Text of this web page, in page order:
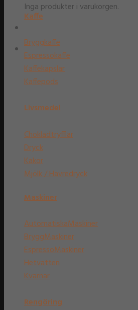
Inga produkter i varukorgen.
Kaffe
Bryggkaffe
Espressokaffe
Kaffekapslar
Kaffepods
Livsmedel
Chokladtryfflar
Dryck
Kakor
Mjölk / Havredryck
Maskiner
AutomatiskaMaskiner
BryggMaskiner
EspressoMaskiner
Hetvatten
Kvarnar
Rengöring